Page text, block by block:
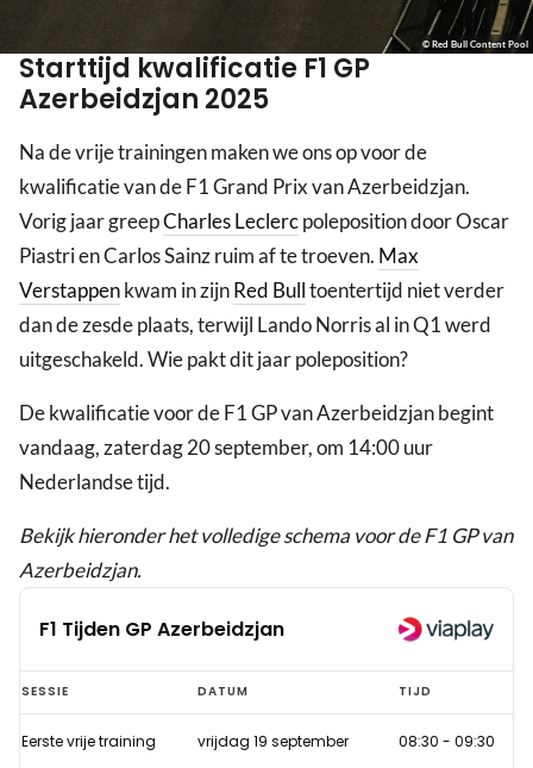
© Red Bull Content Pool
Starttijd kwalificatie F1 GP
Azerbeidzjan 2025
Na de vrije trainingen maken we ons op voor de
kwalificatie van de F1 Grand Prix van Azerbeidzjan.
Vorig jaar greepCharles Leclercpoleposition door Oscar
Piastri en Carlos Sainz ruim af te troeven. Max
Verstappenkwam in zijnRed Bulltoentertijd niet verder
dan de zesde plaats, terwijl Lando Norris al in Q1 werd
uitgeschakeld. Wie pakt dit jaar poleposition?
De kwalificatie voor de F1 GP van Azerbeidzjan begint
vandaag, zaterdag 20 september, om 14:00 uur
Nederlandse tijd.
Bekijk hieronder het volledige schema voor de F1 GP van
Azerbeidzjan.
F1 Tijden GP Azerbeidzjan
F1
Tijden
GP
SESSIE DATUM TIJD
Eerste vrije training vrijdag 19 september 08:30 - 09:30